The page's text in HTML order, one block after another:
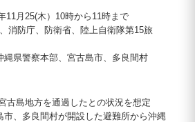
月25(木）10時から11時まで
消防庁、防衛省、陸上自衛隊第15旅
、宮古島市、多良間村
島地方を通過したとの状況を想定
市、多良間村が開設した避難所から沖縄